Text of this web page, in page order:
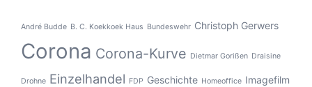
André Budde B. C. Koekkoek Haus Bundeswehr Christoph Gerwers
Corona Corona-Kurve Dietmar Gorißen Draisine
Drohne Einzelhandel FDP Geschichte Homeoffice Imagefilm